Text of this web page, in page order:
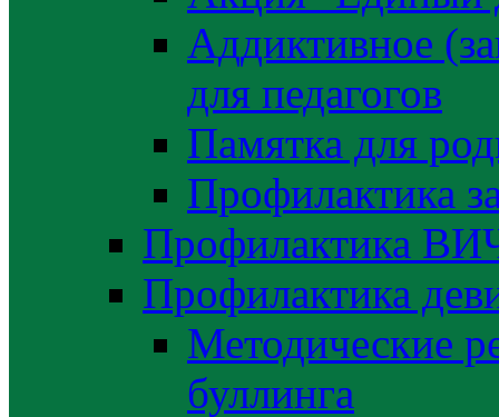
Аддиктивное
для педагогов
Памятка для
Профилактика
Профилактика
Профилактика
Методические
буллинга